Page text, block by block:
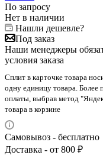
По запросу
Нет в наличии
Нашли дешевле?
Под заказ
Наши менеджеры
условия заказа
Сплит в карточке товара
одну единицу товара. Более
оплаты, выбрав метод
товара в корзине
Самовывоз - бесплатно
Доставка - от 800 ₽